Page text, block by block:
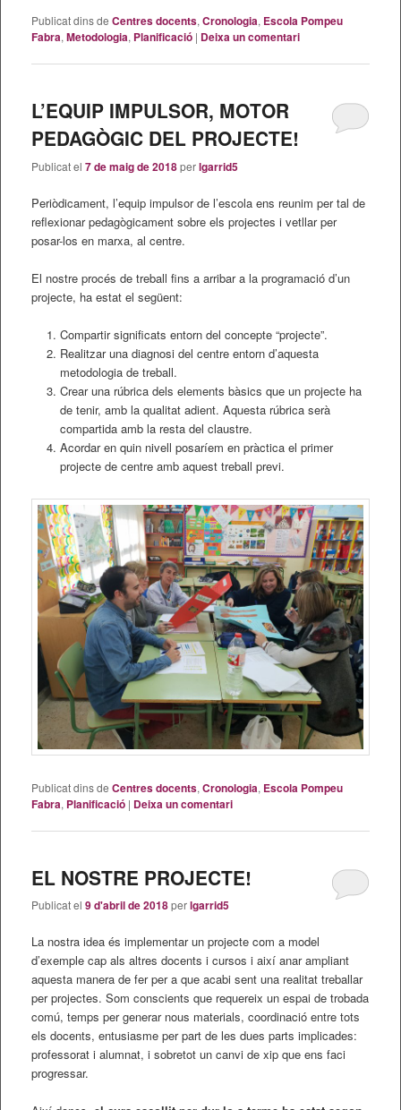
Publicat dins de Centres docents, Cronologia, Escola Pompeu
Fabra, Metodologia, Planificació | Deixa un comentari
L’EQUIP IMPULSOR, MOTOR
PEDAGÒGIC DEL PROJECTE!
Publicat el 7 de maig de 2018perlgarrid5
Periòdicament, l’equip impulsor de l’escola ens reunim per tal de
reflexionar pedagògicament sobre els projectes i vetllar per
posar-los en marxa, al centre.
El nostre procés de treball fins a arribar a la programació d’un
projecte, ha estat el següent:
Compartir significats entorn del concepte “projecte”.
Realitzar una diagnosi del centre entorn d’aquesta
metodologia de treball.
Crear una rúbrica dels elements bàsics que un projecte ha
de tenir, amb la qualitat adient. Aquesta rúbrica serà
compartida amb la resta del claustre.
Acordar en quin nivell posaríem en pràctica el primer
projecte de centre amb aquest treball previ.
Publicat dins de Centres docents, Cronologia, Escola Pompeu
Fabra, Planificació | Deixa un comentari
EL NOSTRE PROJECTE!
Publicat el 9 d'abril de 2018perlgarrid5
La nostra idea és implementar un projecte com a model
d’exemple cap als altres docents i cursos i així anar ampliant
aquesta manera de fer per a que acabi sent una realitat treballar
per projectes. Som conscients que requereix un espai de trobada
comú, temps per generar nous materials, coordinació entre tots
els docents, entusiasme per part de les dues parts implicades:
professorat i alumnat, i sobretot un canvi de xip que ens faci
progressar.